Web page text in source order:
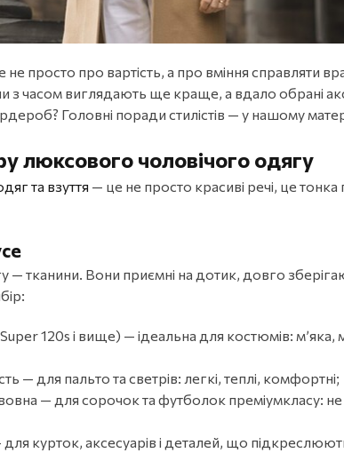
просто про вартість, а про вміння справляти
з часом виглядають ще краще, а вдало обрані
Головні поради стилістів — у нашому
люксового чоловічого одягу
та взуття — це не просто красиві речі, це тонка
— тканини. Вони приємні на дотик, довго
120s і вище) — ідеальна для костюмів: м’яка,
— для пальто та светрів: легкі, теплі, комфортні;
— для сорочок та футболок преміумкласу:
курток, аксесуарів і деталей, що